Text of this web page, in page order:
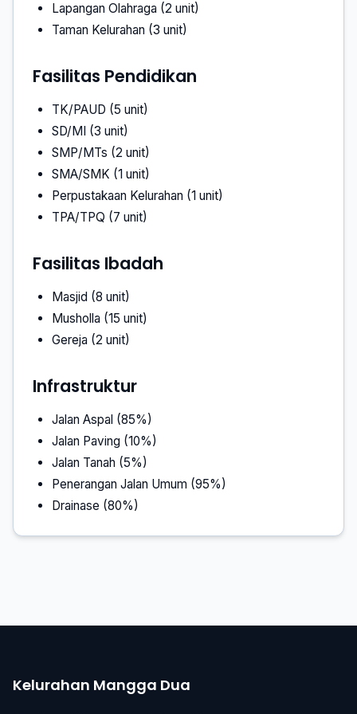
Lapangan Olahraga (2 unit)
Taman Kelurahan (3 unit)
Fasilitas Pendidikan
TK/PAUD (5 unit)
SD/MI (3 unit)
SMP/MTs (2 unit)
SMA/SMK (1 unit)
Perpustakaan Kelurahan (1 unit)
TPA/TPQ (7 unit)
Fasilitas Ibadah
Masjid (8 unit)
Musholla (15 unit)
Gereja (2 unit)
Infrastruktur
Jalan Aspal (85%)
Jalan Paving (10%)
Jalan Tanah (5%)
Penerangan Jalan Umum (95%)
Drainase (80%)
Kelurahan Mangga Dua